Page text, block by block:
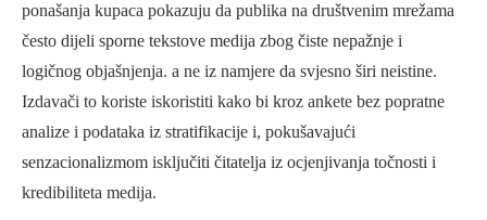
ponašanja kupaca pokazuju da publika na društvenim mrežama
često dijeli sporne tekstove medija zbog čiste nepažnje i
logičnog objašnjenja. a ne iz namjere da svjesno širi neistine.
Izdavači to koriste iskoristiti kako bi kroz ankete bez popratne
analize i podataka iz stratifikacije i, pokušavajući
senzacionalizmom isključiti čitatelja iz ocjenjivanja točnosti i
kredibiliteta medija.